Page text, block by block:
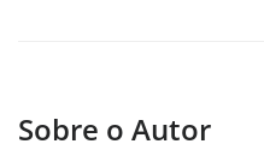
Sobre o Autor